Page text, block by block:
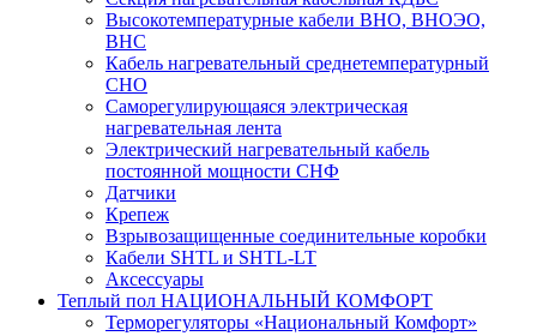
Высокотемпературные кабели ВНО, ВНОЭО,
ВНС
Кабель нагревательный среднетемпературный
СНО
Саморегулирующаяся электрическая
нагревательная лента
Электрический нагревательный кабель
постоянной мощности СНФ
Датчики
Крепеж
Взрывозащищенные соединительные коробки
Кабели SHTL и SHTL-LT
Аксессуары
Теплый пол НАЦИОНАЛЬНЫЙ КОМФОРТ
Терморегуляторы «Национальный Комфорт»